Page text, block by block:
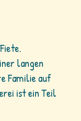
langen
Familie auf
ist ein Teil